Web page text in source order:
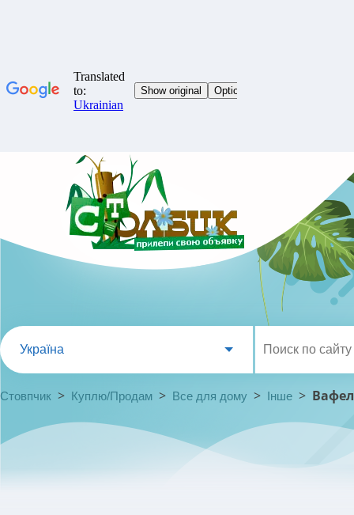
Україна
Стовпчик > Куплю/Продам > Все для дому > Інше >